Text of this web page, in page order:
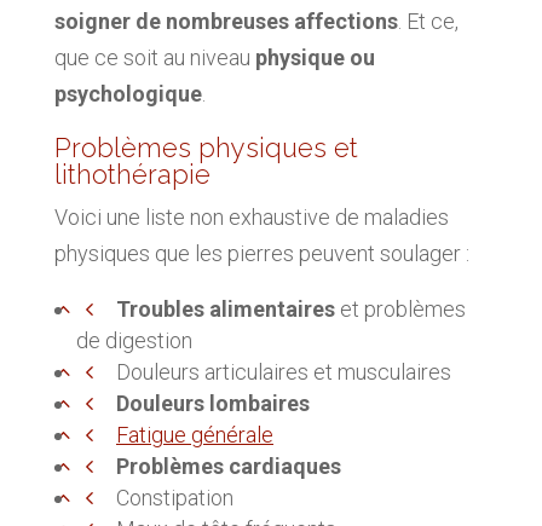
soigner de nombreuses affections. Et ce,
que ce soit au niveau physique ou
psychologique.
Problèmes physiques et
lithothérapie
Voici une liste non exhaustive de maladies
physiques que les pierres peuvent soulager :
Troubles alimentaires et problèmes
de digestion
Douleurs articulaires et musculaires
Douleurs lombaires
Fatigue générale
Problèmes cardiaques
Constipation